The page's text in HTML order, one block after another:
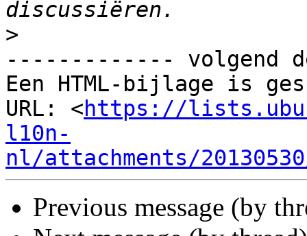
>
------------- volgend
Een HTML-bijlage is
URL: <https://
l10n-
nl/attachments/
Previous message (by